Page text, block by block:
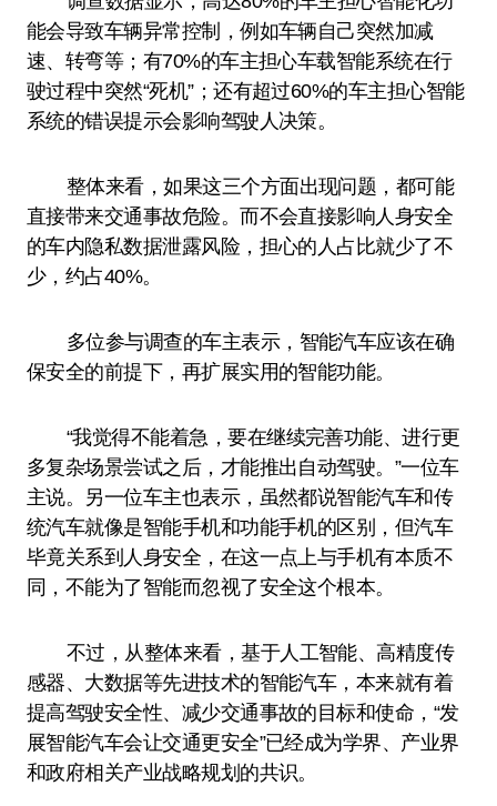
能会导致车辆异常控制，例如车辆自己突然加减
速、转弯等；有70%的车主担心车载智能系统在行
驶过程中突然“死机”；还有超过60%的车主担心智能
系统的错误提示会影响驾驶人决策。
整体来看，如果这三个方面出现问题，都可能
直接带来交通事故危险。而不会直接影响人身安全
的车内隐私数据泄露风险，担心的人占比就少了不
少，约占40%。
多位参与调查的车主表示，智能汽车应该在确
保安全的前提下，再扩展实用的智能功能。
“我觉得不能着急，要在继续完善功能、进行更
多复杂场景尝试之后，才能推出自动驾驶。”一位车
主说。另一位车主也表示，虽然都说智能汽车和传
统汽车就像是智能手机和功能手机的区别，但汽车
毕竟关系到人身安全，在这一点上与手机有本质不
同，不能为了智能而忽视了安全这个根本。
不过，从整体来看，基于人工智能、高精度传
感器、大数据等先进技术的智能汽车，本来就有着
提高驾驶安全性、减少交通事故的目标和使命，“发
展智能汽车会让交通更安全”已经成为学界、产业界
和政府相关产业战略规划的共识。